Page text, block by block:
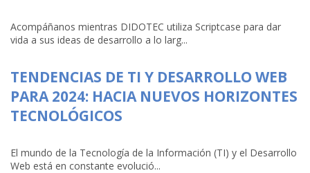
Acompáñanos mientras DIDOTEC utiliza Scriptcase para dar
vida a sus ideas de desarrollo a lo larg...
TENDENCIAS DE TI Y DESARROLLO WEB
PARA 2024: HACIA NUEVOS HORIZONTES
TECNOLÓGICOS
El mundo de la Tecnología de la Información (TI) y el Desarrollo
Web está en constante evolució...